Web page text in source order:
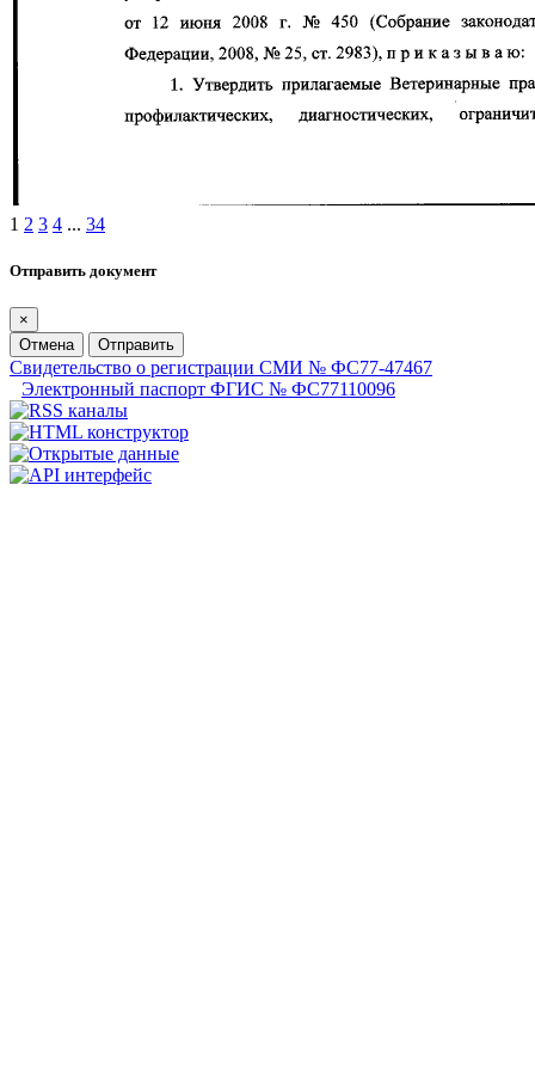
1 2 3 4 ... 34
Отправить документ
×
Отмена
Отправить
Свидетельство о регистрации СМИ № ФС77-47467
Электронный паспорт ФГИС № ФС77110096